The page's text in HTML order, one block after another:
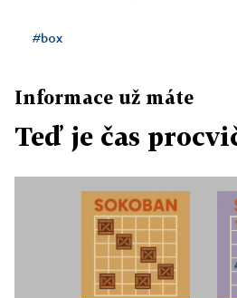
#box
Informace už máte
Teď je čas